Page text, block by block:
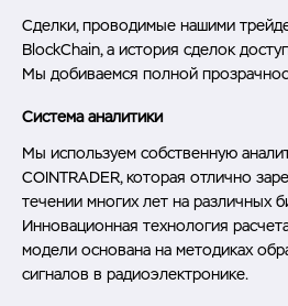
Сделки, проводимые нашими
BlockChain, а история сделок
Мы добиваемся полной
Система аналитики
Мы используем собственную
COINTRADER, которая отлично
течении многих лет на различных
Инновационная технология
модели основана на методиках
сигналов в радиоэлектронике.